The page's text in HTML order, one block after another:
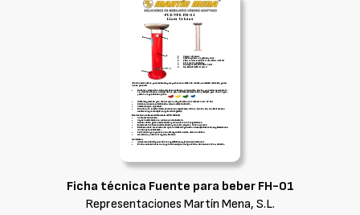
Ficha técnica Fuente para beber FH-01
Representaciones Martín Mena, S.L.